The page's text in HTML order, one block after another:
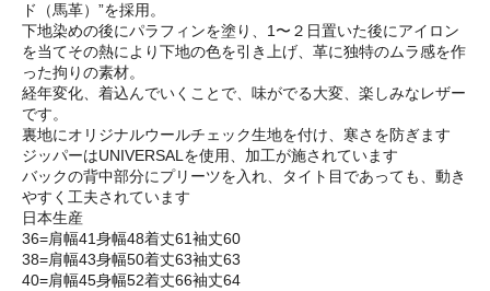
ド（馬革）”を採用。
下地染めの後にパラフィンを塗り、1〜２日置いた後にアイロン
を当てその熱により下地の色を引き上げ、革に独特のムラ感を作
った拘りの素材。
経年変化、着込んでいくことで、味がでる大変、楽しみなレザー
です。
裏地にオリジナルウールチェック生地を付け、寒さを防ぎます
ジッパーはUNIVERSALを使用、加工が施されています
バックの背中部分にプリーツを入れ、タイト目であっても、動き
やすく工夫されています
日本生産
36=肩幅41身幅48着丈61袖丈60
38=肩幅43身幅50着丈63袖丈63
40=肩幅45身幅52着丈66袖丈64